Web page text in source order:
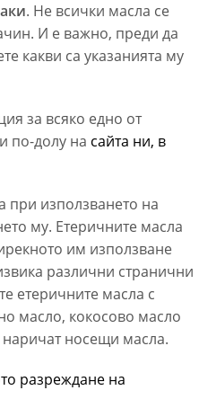
. Не всички масла се
И е важно, преди да
какви са указанията му
за всяко едно от
по-долу на сайта ни, в
при използването на
му. Етеричните масла
им използване
различни странични
етеричните масла с
масло, кокосово масло
​​носещи масла.
разреждане на